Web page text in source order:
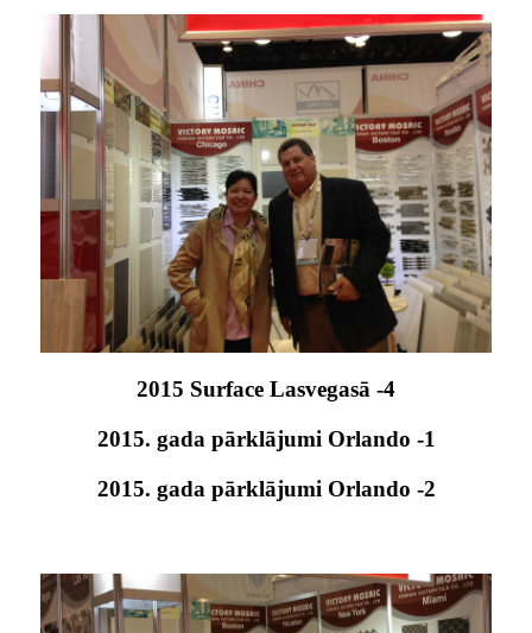
2015 Surface Lasvegasā -4
2015. gada pārklājumi Orlando -1
2015. gada pārklājumi Orlando -2